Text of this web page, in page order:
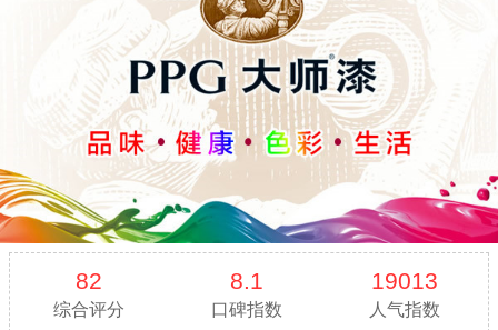
82
综合评分
8.1
口碑指数
19013
人气指数